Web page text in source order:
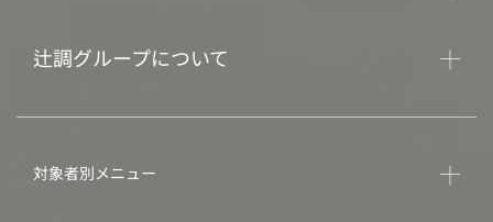
辻調グループについて
対象者別メニュー